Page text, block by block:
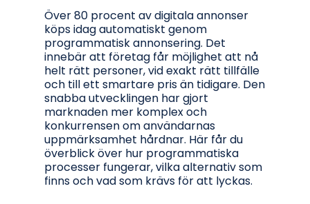
Över 80 procent av digitala annonser
köps idag automatiskt genom
programmatisk annonsering. Det
innebär att företag får möjlighet att nå
helt rätt personer, vid exakt rätt tillfälle
och till ett smartare pris än tidigare. Den
snabba utvecklingen har gjort
marknaden mer komplex och
konkurrensen om användarnas
uppmärksamhet hårdnar. Här får du
överblick över hur programmatiska
processer fungerar, vilka alternativ som
finns och vad som krävs för att lyckas.